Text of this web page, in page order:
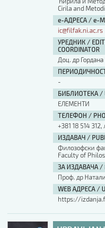
Cirila and
е-АДРЕСА / e-
ic@filfak.ni.ac.rs
УРЕДНИК /
COORDINATOR
Доц. др
ПЕРИОДИЧНОСТ
-
БИБЛИОТЕКА /
ЕЛЕМЕНТИ
ТЕЛЕФОН /
+381 18 514
ИЗДАВАЧ /
Филозофски
Faculty of
ЗА ИЗДАВАЧА /
Проф. др
WEB АДРЕСА /
https://